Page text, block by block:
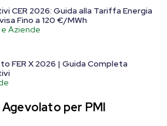
CER 2026: Guida alla Tariffa Energia
Fino a 120 €/MWh
e Aziende
FER X 2026 | Guida Completa
per PMI